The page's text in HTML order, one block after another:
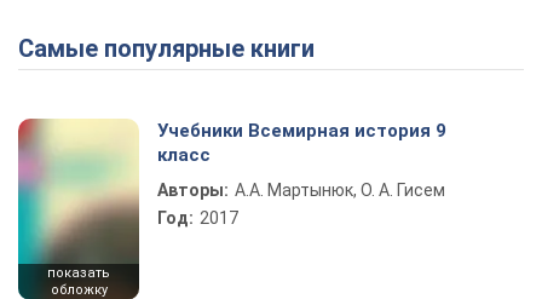
Самые популярные книги
показать
обложку
Учебники Всемирная история 9
класс
Авторы: А.А. Мартынюк, О. А. Гисем
Год: 2017